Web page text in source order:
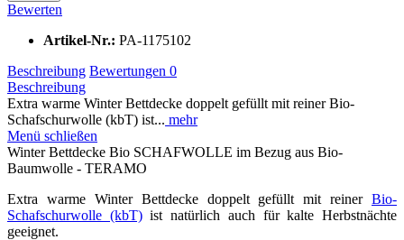
Bewerten
Artikel-Nr.: PA-1175102
Beschreibung Bewertungen 0
Beschreibung
Extra warme Winter Bettdecke doppelt gefüllt mit reiner Bio-
Schafschurwolle (kbT) ist... mehr
Menü schließen
Winter Bettdecke Bio SCHAFWOLLE im Bezug aus Bio-
Baumwolle - TERAMO
Extra warme Winter Bettdecke doppelt gefüllt mit reiner Bio-
Schafschurwolle (kbT)ist natürlich auch für kalte Herbstnächte
geeignet.